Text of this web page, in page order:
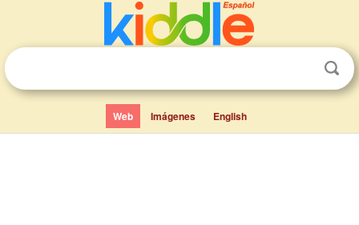
Web Imágenes English